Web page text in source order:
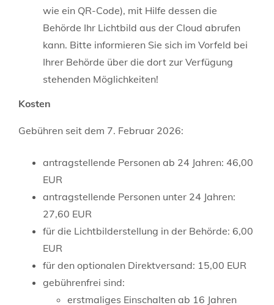
wie ein QR-Code), mit Hilfe dessen die
Behörde Ihr Lichtbild aus der Cloud abrufen
kann. Bitte informieren Sie sich im Vorfeld bei
Ihrer Behörde über die dort zur Verfügung
stehenden Möglichkeiten!
Kosten
Gebühren seit dem 7. Februar 2026:
antragstellende Personen ab 24 Jahren: 46,00
EUR
antragstellende Personen unter 24 Jahren:
27,60 EUR
für die Lichtbilderstellung in der Behörde: 6,00
EUR
für den optionalen Direktversand: 15,00 EUR
gebührenfrei sind:
erstmaliges Einschalten ab 16 Jahren